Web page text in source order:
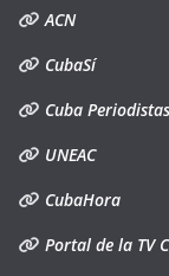
ACN
CubaSí
Cuba
UNEAC
CubaHora
Portal de la TV